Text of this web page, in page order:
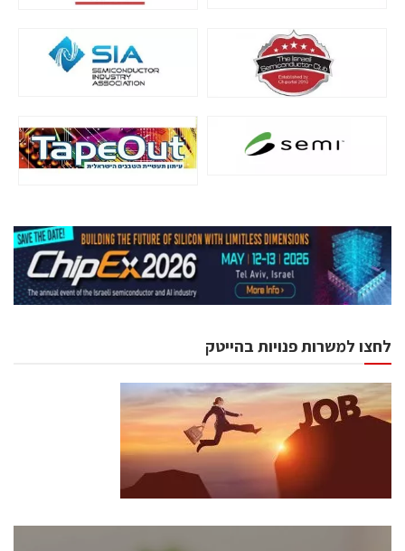
לחצו למשרות פנויות בהייטק